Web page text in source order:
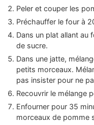
Peler et couper les
Préchauffer le four à
Dans un plat allant au
de sucre.
Dans une jatte,
petits morceaux.
pas insister pour ne
Recouvrir le mélange
Enfourner pour 35
morceaux de pomme